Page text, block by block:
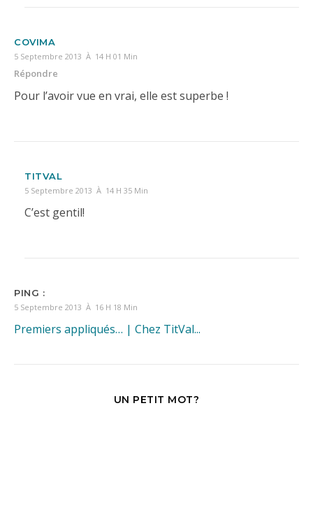
COVIMA
5 Septembre 2013 À 14 H 01 Min
Répondre
Pour l’avoir vue en vrai, elle est superbe !
TITVAL
5 Septembre 2013 À 14 H 35 Min
C’est gentil!
PING :
5 Septembre 2013 À 16 H 18 Min
Premiers appliqués… | Chez TitVal...
UN PETIT MOT?